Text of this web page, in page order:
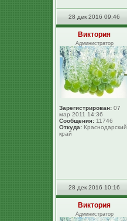
28 дек 2016 09:46
Виктория
Администратор
Зарегистрирован: 07
мар 2011 14:36
Сообщения: 11746
Откуда: Краснодарский
край
28 дек 2016 10:16
Виктория
Администратор